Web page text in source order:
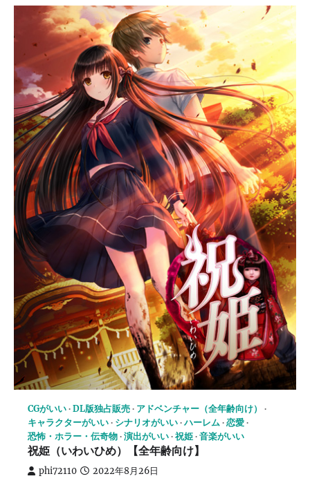
CGがいい DL版独占販売
アドベンチャー（全年齢向け）
キャラクターがいい
シナリオがいい ハーレム
恋愛
恐怖・ホラー・伝奇物 演出がいい 祝姫 音楽がいい
祝姫（いわいひめ）【全年齢向け】
phi72110 2022年8月26日